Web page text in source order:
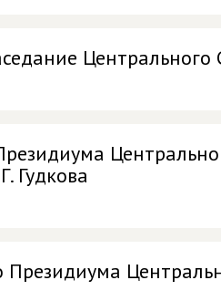
Центрального
Гудкова
Президиума